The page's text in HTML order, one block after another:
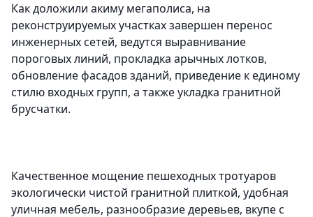
Как доложили акиму мегаполиса, на
реконструируемых участках завершен перенос
инженерных сетей, ведутся выравнивание
пороговых линий, прокладка арычных лотков,
обновление фасадов зданий, приведение к единому
стилю входных групп, а также укладка гранитной
брусчатки.
Качественное мощение пешеходных тротуаров
экологически чистой гранитной плиткой, удобная
уличная мебель, разнообразие деревьев, вкупе с